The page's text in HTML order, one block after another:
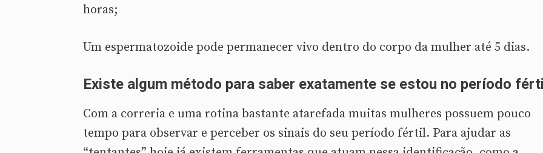
horas;
Um espermatozoide pode permanecer vivo dentro do corpo da mulher até 5 dias.
Existe algum método para saber exatamente se estou no período
Com a correria e uma rotina bastante atarefada muitas mulheres possuem pouco
tempo para observar e perceber os sinais do seu período fértil. Para ajudar as